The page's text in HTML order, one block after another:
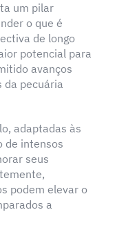
um pilar
o que é
de longo
potencial para
avanços
da pecuária
adaptadas às
de intensos
seus
podem elevar o
a